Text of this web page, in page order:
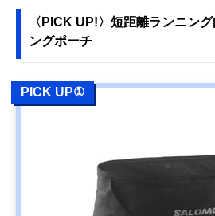
〈PICK UP!〉短距離ランニン
ングポーチ
PICK UP①